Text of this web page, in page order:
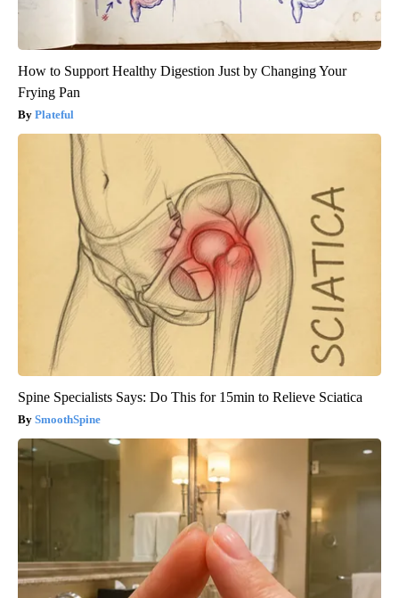
How to Support Healthy Digestion Just by Changing Your
Frying Pan
Plateful
Spine Specialists Says: Do This for 15min to Relieve Sciatica
SmoothSpine